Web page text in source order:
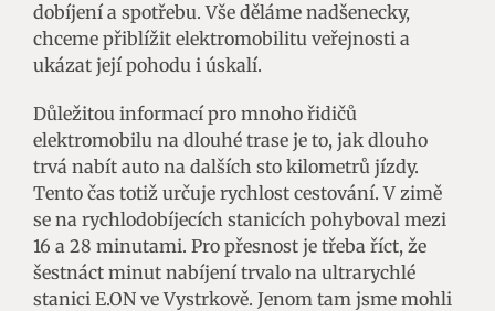
dobíjení a spotřebu. Vše děláme nadšenecky,
chceme přiblížit elektromobilitu veřejnosti a
ukázat její pohodu i úskalí.
Důležitou informací pro mnoho řidičů
elektromobilu na dlouhé trase je to, jak dlouho
trvá nabít auto na dalších sto kilometrů jízdy.
Tento čas totiž určuje rychlost cestování. V zimě
se na rychlodobíjecích stanicích pohyboval mezi
16 a 28 minutami. Pro přesnost je třeba říct, že
šestnáct minut nabíjení trvalo na ultrarychlé
stanici E.ON ve Vystrkově. Jenom tam jsme mohli